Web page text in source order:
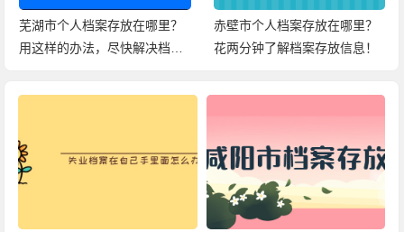
芜湖市个人档案存放在哪里？
用这样的办法，尽快解决档案
赤壁市个人档案存放在哪里？
花两分钟了解档案存放信息！